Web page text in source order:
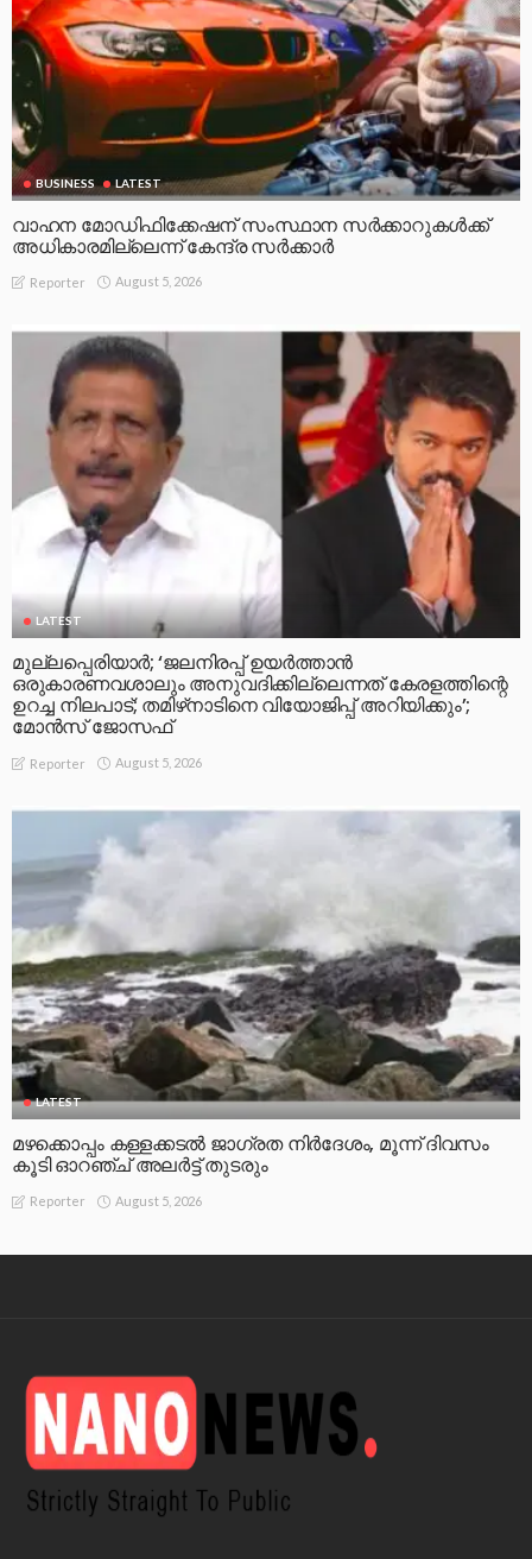
BUSINESS LATEST
വാഹന മോഡിഫിക്കേഷന് സംസ്ഥാന സർക്കാറുകൾക്ക്
അധികാരമില്ലെന്ന് കേന്ദ്ര സർക്കാർ
Reporter August 5, 2026
LATEST
മുല്ലപ്പെരിയാര്‍; ‘ജലനിരപ്പ് ഉയര്‍ത്താന്‍
ഒരുകാരണവശാലും അനുവദിക്കില്ലെന്നത് കേരളത്തിന്റെ
ഉറച്ച നിലപാട്; തമിഴ്‌നാടിനെ വിയോജിപ്പ് അറിയിക്കും’;
മോന്‍സ് ജോസഫ്
Reporter August 5, 2026
LATEST
മഴക്കൊപ്പം കള്ളക്കടൽ ജാഗ്രത നിർദേശം, മൂന്ന് ദിവസം
കൂടി ഓറഞ്ച് അലർട്ട് തുടരും
Reporter August 5, 2026